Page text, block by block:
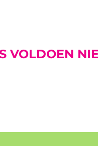
VOLDOEN